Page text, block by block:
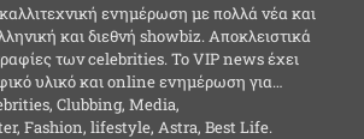
ενημέρωση με πολλά νέα και
και διεθνή showbiz. Αποκλειστικά
των celebrities. Το VIP news έχει
υλικό και online ενημέρωση για…
Clubbing, Media,
Fashion, lifestyle, Astra, Best Life.